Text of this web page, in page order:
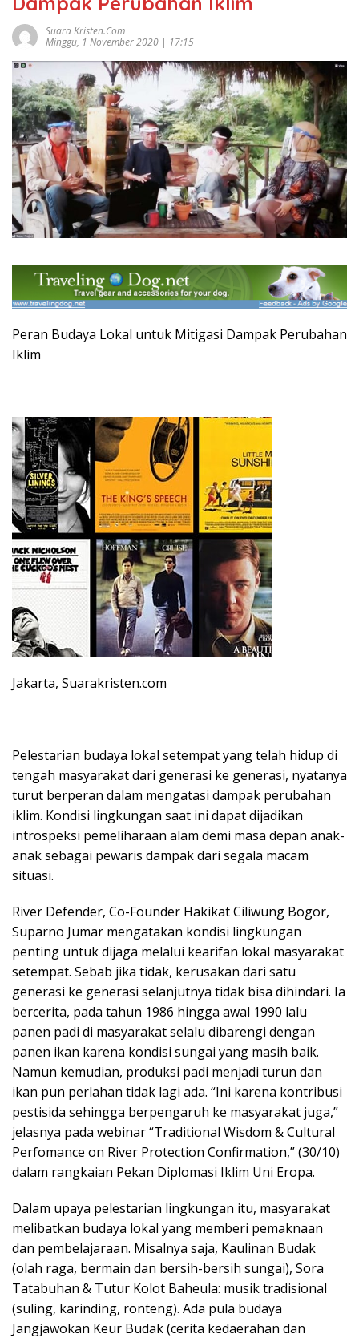
Suara Kristen.com
Minggu, 1 November 2020 | 17:15
Peran Budaya Lokal untuk Mitigasi Dampak Perubahan
Iklim
Jakarta, Suarakristen.com
Pelestarian budaya lokal setempat yang telah hidup di
tengah masyarakat dari generasi ke generasi, nyatanya
turut berperan dalam mengatasi dampak perubahan
iklim. Kondisi lingkungan saat ini dapat dijadikan
introspeksi pemeliharaan alam demi masa depan anak-
anak sebagai pewaris dampak dari segala macam
situasi.
River Defender, Co-Founder Hakikat Ciliwung Bogor,
Suparno Jumar mengatakan kondisi lingkungan
penting untuk dijaga melalui kearifan lokal masyarakat
setempat. Sebab jika tidak, kerusakan dari satu
generasi ke generasi selanjutnya tidak bisa dihindari. Ia
bercerita, pada tahun 1986 hingga awal 1990 lalu
panen padi di masyarakat selalu dibarengi dengan
panen ikan karena kondisi sungai yang masih baik.
Namun kemudian, produksi padi menjadi turun dan
ikan pun perlahan tidak lagi ada. “Ini karena kontribusi
pestisida sehingga berpengaruh ke masyarakat juga,”
jelasnya pada webinar “Traditional Wisdom & Cultural
Perfomance on River Protection Confirmation,” (30/10)
dalam rangkaian Pekan Diplomasi Iklim Uni Eropa.
Dalam upaya pelestarian lingkungan itu, masyarakat
melibatkan budaya lokal yang memberi pemaknaan
dan pembelajaraan. Misalnya saja, Kaulinan Budak
(olah raga, bermain dan bersih-bersih sungai), Sora
Tatabuhan & Tutur Kolot Baheula: musik tradisional
(suling, karinding, ronteng). Ada pula budaya
Jangjawokan Keur Budak (cerita kedaerahan dan